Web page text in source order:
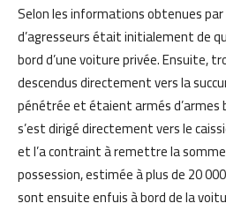
Selon les informations obtenues
d’agresseurs était initialement de
bord d’une voiture privée. Ensuite,
descendus directement vers la
pénétrée et étaient armés d’armes
s’est dirigé directement vers le
et l’a contraint à remettre la
possession, estimée à plus de 20
sont ensuite enfuis à bord de la